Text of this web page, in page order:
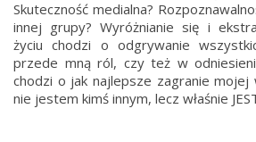
Skuteczność medialna?
innej grupy? Wyróżnianie się i
życiu chodzi o odgrywanie
przede mną ról, czy też w
chodzi o jak najlepsze zagranie mojej
nie jestem kimś innym, lecz właśnie